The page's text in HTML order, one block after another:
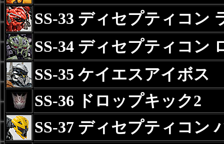
SS-33 ディセプティコン
SS-34 ディセプティコン
SS-35 ケイエスアイボス
SS-36 ドロップキック2
SS-37 ディセプティコン